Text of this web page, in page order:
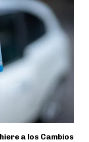
a los Cambios